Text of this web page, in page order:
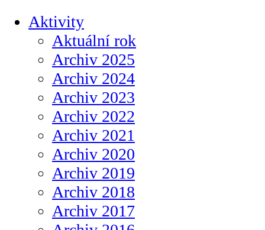
Aktivity
Aktuální rok
Archiv 2025
Archiv 2024
Archiv 2023
Archiv 2022
Archiv 2021
Archiv 2020
Archiv 2019
Archiv 2018
Archiv 2017